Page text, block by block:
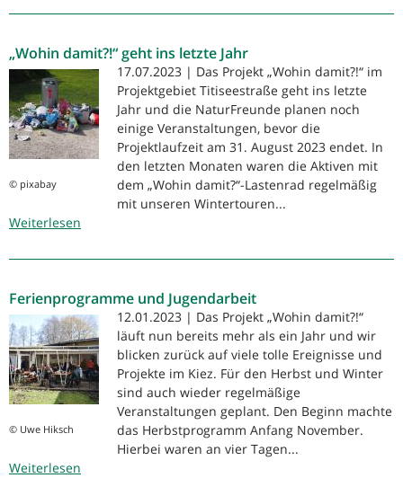
„Wohin
beendet
„Wohin damit?!“ geht ins letzte Jahr
© pixabay
17.07.2023 | Das Projekt „Wohin damit?!“ im
Projektgebiet Titiseestraße geht ins letzte
Jahr und die NaturFreunde planen noch
einige Veranstaltungen, bevor die
Projektlaufzeit am 31. August 2023 endet. In
den letzten Monaten waren die Aktiven mit
dem „Wohin damit?“-Lastenrad regelmäßig
mit unseren Wintertouren...
Weiterlesen
damit?!“
ins
letzte
Jahr
Ferienprogramme und Jugendarbeit
© Uwe Hiksch
12.01.2023 | Das Projekt „Wohin damit?!“
läuft nun bereits mehr als ein Jahr und wir
blicken zurück auf viele tolle Ereignisse und
Projekte im Kiez. Für den Herbst und Winter
sind auch wieder regelmäßige
Veranstaltungen geplant. Den Beginn machte
das Herbstprogramm Anfang November.
Hierbei waren an vier Tagen...
Weiterlesen